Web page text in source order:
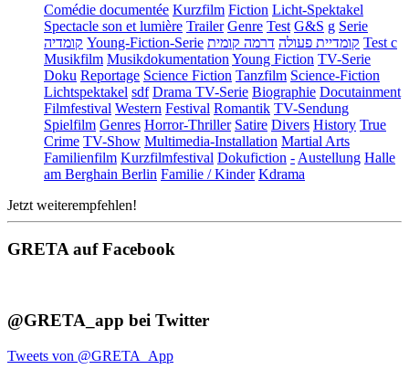
Comédie documentée Kurzfilm Fiction Licht-Spektakel
Spectacle son et lumière Trailer Genre Test G&S g Serie
קומדיה Young-Fiction-Serie קומדיית פעולה דרמה קומית
Test c
Musikfilm Musikdokumentation Young Fiction TV-Serie
Doku Reportage Science Fiction Tanzfilm Science-Fiction
Lichtspektakel sdf Drama TV-Serie Biographie Docutainment
Filmfestival Western Festival Romantik TV-Sendung
Spielfilm Genres Horror-Thriller Satire Divers History True
Crime TV-Show Multimedia-Installation Martial Arts
Familienfilm Kurzfilmfestival Dokufiction - Austellung Halle
am Berghain Berlin Familie / Kinder Kdrama
Jetzt weiterempfehlen!
GRETA auf Facebook
@GRETA_app bei Twitter
Tweets von @GRETA_App